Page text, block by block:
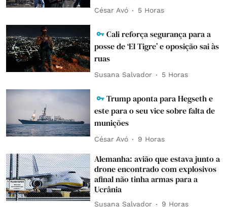
César Avó 5 Horas
Cali reforça segurança para a
posse de ‘El Tigre’ e oposição sai às
ruas
Susana Salvador 5 Horas
Trump aponta para Hegseth e
este para o seu vice sobre falta de
munições
César Avó 9 Horas
Alemanha: avião que estava junto a
drone encontrado com explosivos
afinal não tinha armas para a
Ucrânia
Susana Salvador 9 Horas